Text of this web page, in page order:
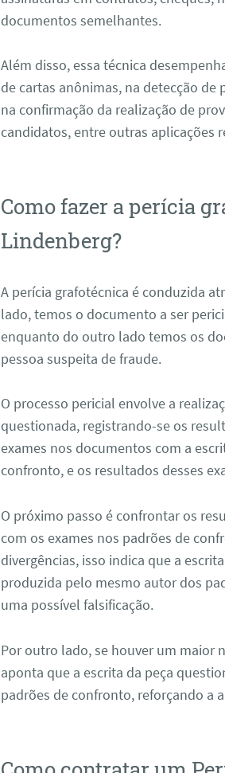
documentos semelhantes.
Além disso, essa técnica
de cartas anônimas, na detecção
na confirmação da realização de
candidatos, entre outras aplicações
Como fazer a perícia
Lindenberg?
A perícia grafotécnica é conduzida
lado, temos o documento a ser
enquanto do outro lado temos os
pessoa suspeita de fraude.
O processo pericial envolve a
questionada, registrando-se os
exames nos documentos com a
confronto, e os resultados desses
O próximo passo é confrontar os
com os exames nos padrões de
divergências, isso indica que a
produzida pelo mesmo autor dos
uma possível falsificação.
Por outro lado, se houver um maior
aponta que a escrita da peça
padrões de confronto, reforçando a